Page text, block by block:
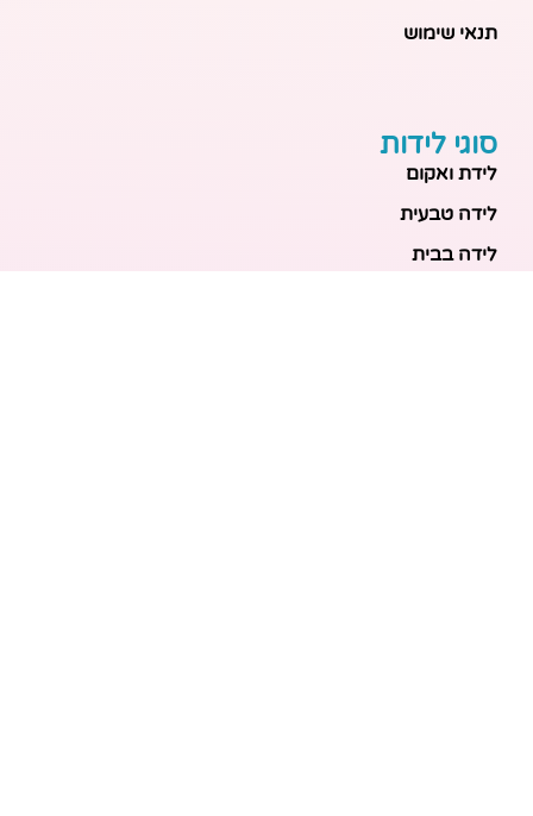
תנאי שימוש
סוגי לידות
לידת ואקום
לידה טבעית
לידה בבית